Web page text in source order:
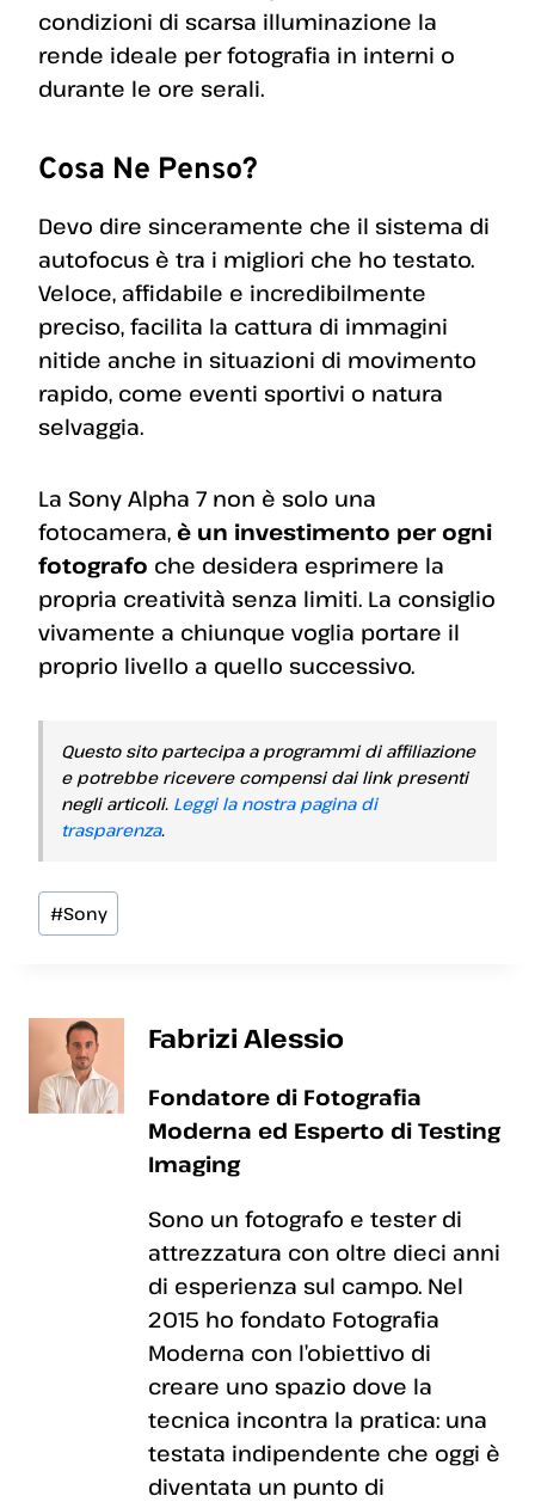
condizioni di scarsa illuminazione la
rende ideale per fotografia in interni o
durante le ore serali.
Cosa Ne Penso?
Devo dire sinceramente che il sistema di
autofocus è tra i migliori che ho testato.
Veloce, affidabile e incredibilmente
preciso, facilita la cattura di immagini
nitide anche in situazioni di movimento
rapido, come eventi sportivi o natura
selvaggia.
La Sony Alpha 7 non è solo una
fotocamera, è un investimento per ogni
fotografo che desidera esprimere la
propria creatività senza limiti. La consiglio
vivamente a chiunque voglia portare il
proprio livello a quello successivo.
Questo sito partecipa a programmi di affiliazione
e potrebbe ricevere compensi dai link presenti
negli articoli. Leggi la nostra pagina di
trasparenza.
Tag
articolo:
#Sony
Fabrizi Alessio
Fondatore di Fotografia
Moderna ed Esperto di Testing
Imaging
Sono un fotografo e tester di
attrezzatura con oltre dieci anni
di esperienza sul campo. Nel
2015 ho fondato Fotografia
Moderna con l’obiettivo di
creare uno spazio dove la
tecnica incontra la pratica: una
testata indipendente che oggi è
diventata un punto di